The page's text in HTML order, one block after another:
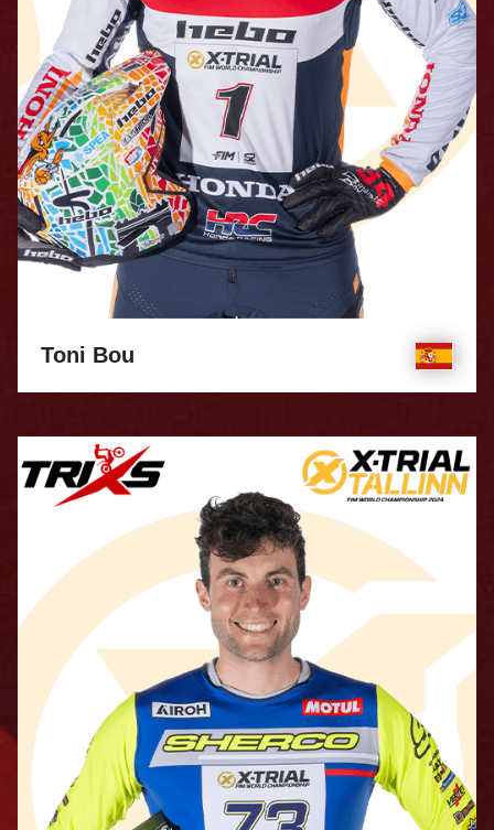
Toni Bou